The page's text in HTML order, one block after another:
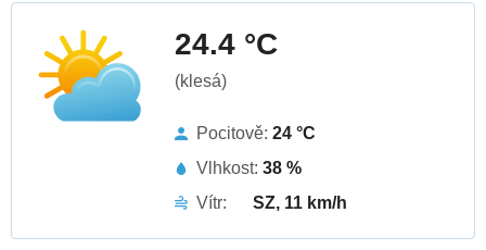
24.4 °C
(klesá)
Pocitově: 24 °C
Vlhkost: 38 %
Vítr:
SZ, 11 km/h